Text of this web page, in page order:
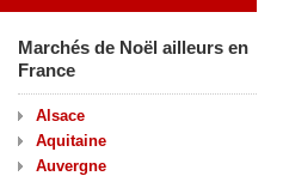
Marchés de Noël ailleurs en
France
Alsace
Aquitaine
Auvergne